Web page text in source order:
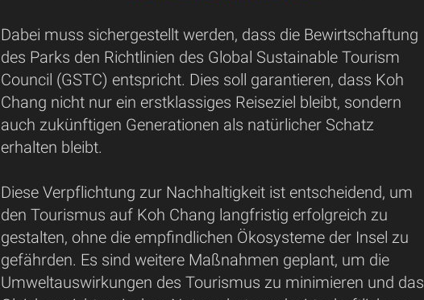
Dabei muss sichergestellt werden, dass die Bewirtschaftung
des Parks den Richtlinien des Global Sustainable Tourism
Council (GSTC) entspricht. Dies soll garantieren, dass Koh
Chang nicht nur ein erstklassiges Reiseziel bleibt, sondern
auch zukünftigen Generationen als natürlicher Schatz
erhalten bleibt.
Diese Verpflichtung zur Nachhaltigkeit ist entscheidend, um
den Tourismus auf Koh Chang langfristig erfolgreich zu
gestalten, ohne die empfindlichen Ökosysteme der Insel zu
gefährden. Es sind weitere Maßnahmen geplant, um die
Umweltauswirkungen des Tourismus zu minimieren und das